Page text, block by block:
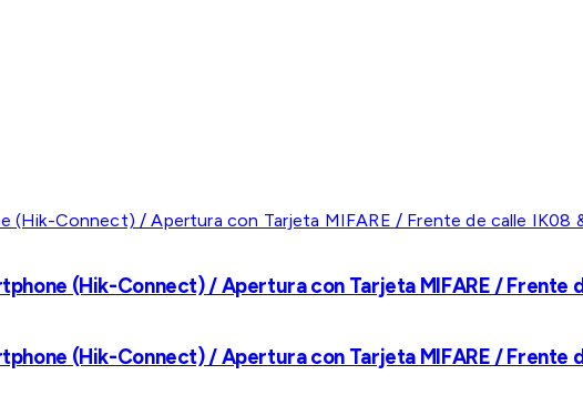
(Hik-Connect) / Apertura con Tarjeta MIFARE / Frente
(Hik-Connect) / Apertura con Tarjeta MIFARE / Frente